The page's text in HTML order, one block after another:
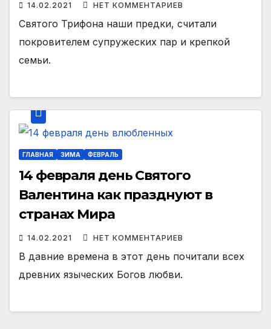
14.02.2021 НЕТ КОММЕНТАРИЕВ
Святого Трифона наши предки, считали
покровителем супружеских пар и крепкой
семьи.
ГЛАВНАЯ ЗИМА ФЕВРАЛЬ
14 февраля день Святого
Валентина как празднуют в
странах Мира
14.02.2021 НЕТ КОММЕНТАРИЕВ
В давние времена в этот день почитали всех
древних языческих Богов любви.